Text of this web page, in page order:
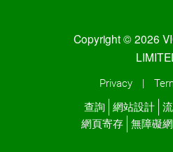
Copyright © 2026
Privacy |
查詢
網站設計
網頁寄存
無障礙